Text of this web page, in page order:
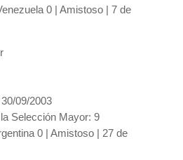
0 | Amistoso | 7 de
09/2003
Selección Mayor: 9
0 | Amistoso | 27 de